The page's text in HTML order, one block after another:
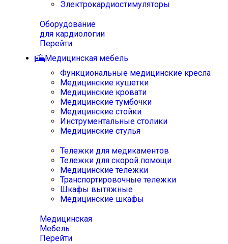
Электрокардиостимуляторы
Оборудование
для кардиологии
Перейти
Медицинская мебель
Функциональные медицинские кресла
Медицинские кушетки
Медицинские кровати
Медицинские тумбочки
Медицинские стойки
Инструментальные столики
Медицинские стулья
Тележки для медикаментов
Тележки для скорой помощи
Медицинские тележки
Транспортировочные тележки
Шкафы вытяжные
Медицинские шкафы
Медицинская
Мебель
Перейти